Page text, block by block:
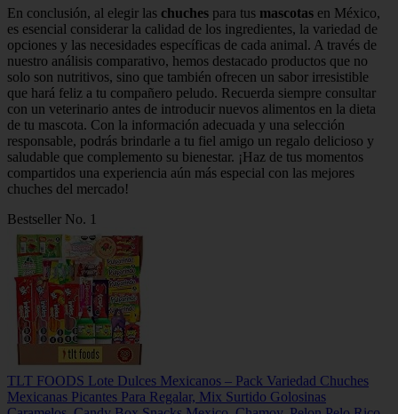
En conclusión, al elegir las chuches para tus mascotas en México,
es esencial considerar la calidad de los ingredientes, la variedad de
opciones y las necesidades específicas de cada animal. A través de
nuestro análisis comparativo, hemos destacado productos que no
solo son nutritivos, sino que también ofrecen un sabor irresistible
que hará feliz a tu compañero peludo. Recuerda siempre consultar
con un veterinario antes de introducir nuevos alimentos en la dieta
de tu mascota. Con la información adecuada y una selección
responsable, podrás brindarle a tu fiel amigo un regalo delicioso y
saludable que complemento su bienestar. ¡Haz de tus momentos
compartidos una experiencia aún más especial con las mejores
chuches del mercado!
Bestseller No. 1
TLT FOODS Lote Dulces Mexicanos – Pack Variedad Chuches
Mexicanas Picantes Para Regalar, Mix Surtido Golosinas